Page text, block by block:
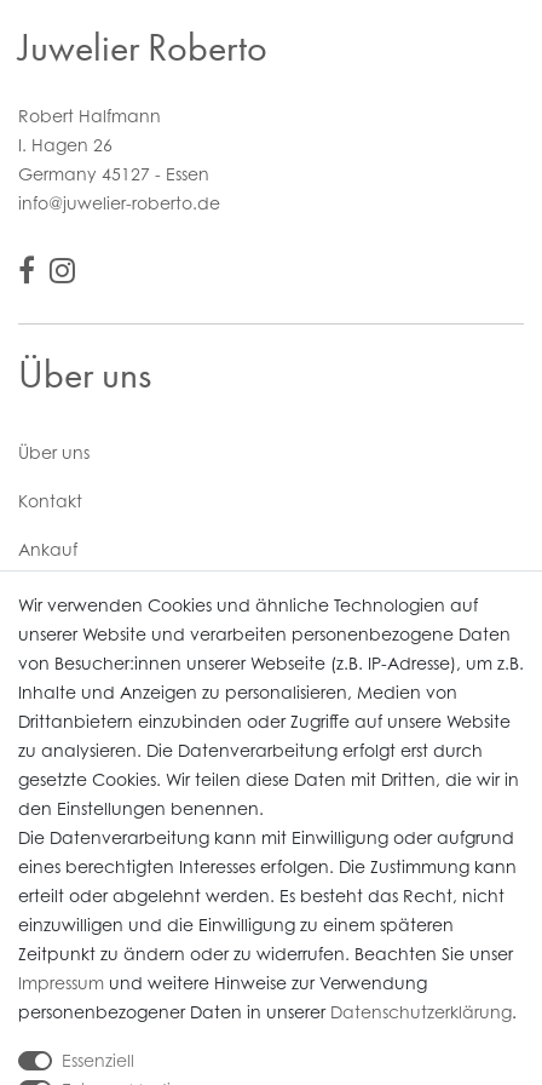
Juwelier Roberto
Robert Halfmann
I. Hagen 26
Germany 45127 - Essen
info@juwelier-roberto.de
Über uns
Über uns
Kontakt
Ankauf
Uhren Service
Vertrag widerrufen
Informationen
Widerrufs­recht
Impressum
AGB
Wir verwenden Cookies und ähnliche Technologien auf
unserer Website und verarbeiten personenbezogene Daten
von Besucher:innen unserer Webseite (z.B. IP-Adresse), um z.B.
Inhalte und Anzeigen zu personalisieren, Medien von
Drittanbietern einzubinden oder Zugriffe auf unsere Website
zu analysieren. Die Datenverarbeitung erfolgt erst durch
gesetzte Cookies. Wir teilen diese Daten mit Dritten, die wir in
den Einstellungen benennen.
Die Datenverarbeitung kann mit Einwilligung oder aufgrund
eines berechtigten Interesses erfolgen. Die Zustimmung kann
erteilt oder abgelehnt werden. Es besteht das Recht, nicht
einzuwilligen und die Einwilligung zu einem späteren
Zeitpunkt zu ändern oder zu widerrufen. Beachten Sie unser
Impressum und weitere Hinweise zur Verwendung
personenbezogener Daten in unserer Daten­schutz­erklärung.
Essenziell